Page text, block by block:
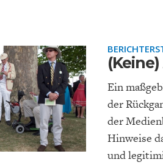
DEUTSCHLAND UND DIE
DIGITALISIERUNG
MAKROTHEK
Ein
der
der
Hinweise
und